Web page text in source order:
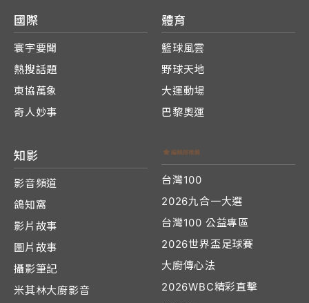
國際
寰宇要聞
熱搜話題
東協萬象
奇人妙事
體育
籃球風雲
野球天地
大運動場
巴黎奧運
知影
影音頻道
鴿知窩
影片故事
圖片故事
攝影筆記
米其林大廚影音
台灣100
2026九合一大選
台灣100 公益專區
2026世界盃足球賽
大廚傳心法
2026WBC精彩直擊